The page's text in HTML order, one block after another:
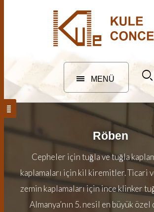
MENÜ
Röben
Cepheler için tuğla ve tuğla
kaplamaları için kil kiremitler. Ticari
zemin kaplamaları için ince klinker
Almanya’nın 5. nesil en büyük